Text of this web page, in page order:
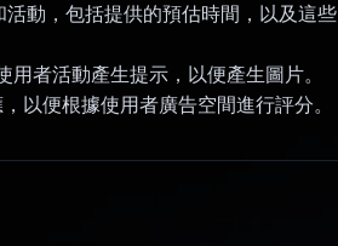
動，包括提供的預估時間，以及這些
者活動產生提示，以便產生圖片。
以便根據使用者廣告空間進行評分。